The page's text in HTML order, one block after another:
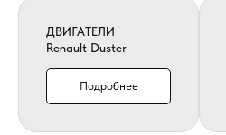
ДВИГАТЕЛИ
Renault Duster
Подробнее